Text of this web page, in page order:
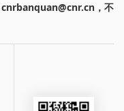
cnrbanquan@cnr.cn，不